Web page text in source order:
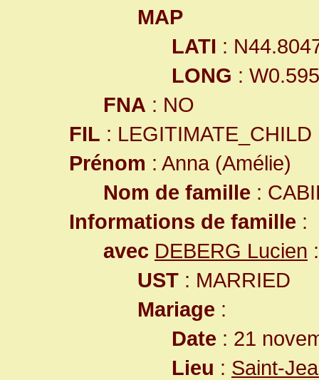
MAP
LATI :
LONG :
FNA : NO
FIL : LEGITIMATE_CHILD
Prénom : Anna (Amélie)
Nom de famille :
Informations de famille :
avec DEBERG Lucien :
UST : MARRIED
Mariage :
Date : 21
Lieu : Saint-